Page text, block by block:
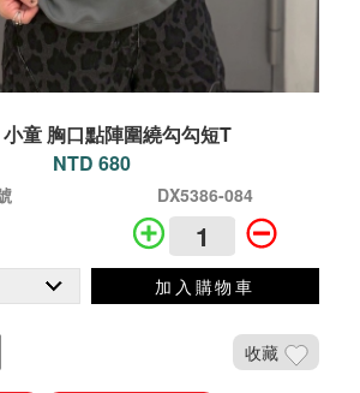
童 胸口點陣圍繞勾勾短T
NTD 680
DX5386-084
加入購物車
收藏